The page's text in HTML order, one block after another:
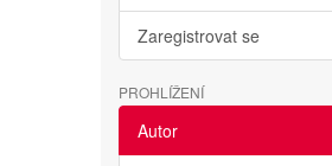
Zaregistrovat se
PROHLÍŽENÍ
Autor